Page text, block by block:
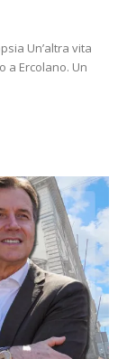
Un’altra vita
a Ercolano. Un